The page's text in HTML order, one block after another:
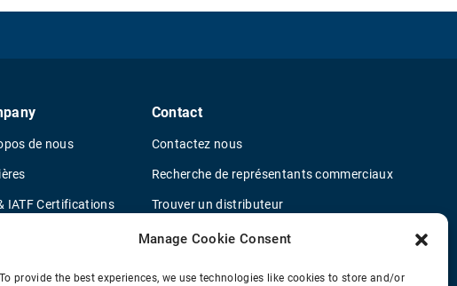
Manage Cookie Consent
To provide the best experiences, we use technologies like cookies to store and/or
de nous
IATF Certifications
sur le fournisseur
Policy
Contact
Contactez nous
Recherche de représentants commerciaux
Trouver un distributeur
Concessionnaires de camions OEM